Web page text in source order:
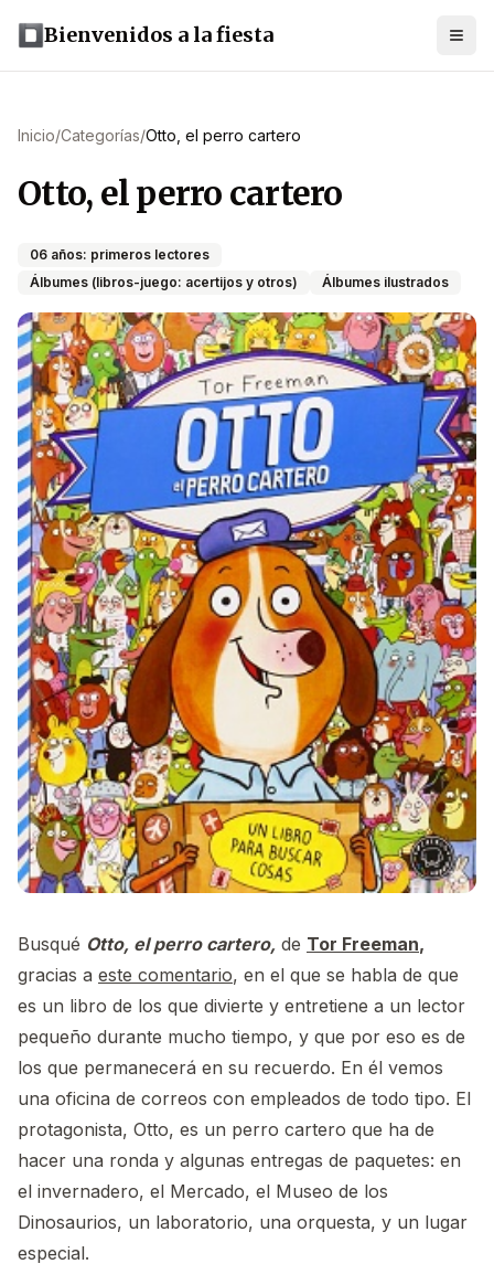
Bienvenidos a la fiesta
Inicio/Categorías/Otto, el perro cartero
Otto, el perro cartero
06 años: primeros lectores
Álbumes (libros-juego: acertijos y otros)
Álbumes ilustrados
Busqué Otto, el perro cartero, de Tor Freeman,
gracias a este comentario, en el que se habla de que
es un libro de los que divierte y entretiene a un lector
pequeño durante mucho tiempo, y que por eso es de
los que permanecerá en su recuerdo. En él vemos
una oficina de correos con empleados de todo tipo. El
protagonista, Otto, es un perro cartero que ha de
hacer una ronda y algunas entregas de paquetes: en
el invernadero, el Mercado, el Museo de los
Dinosaurios, un laboratorio, una orquesta, y un lugar
especial.